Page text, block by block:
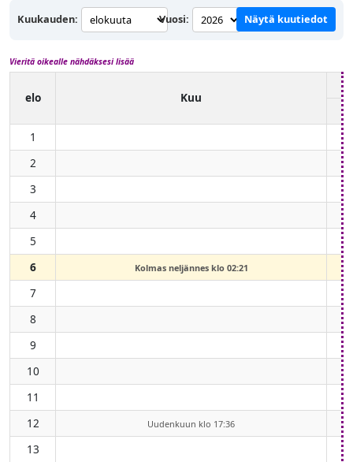
Kuukauden: Vuosi: Näytä kuutiedot
Vieritä oikealle nähdäksesi lisää
elo Kuu
1
2
3
4
5
6
Kolmas neljännes klo 02:21
7
8
9
10
11
12
Uudenkuun klo 17:36
13